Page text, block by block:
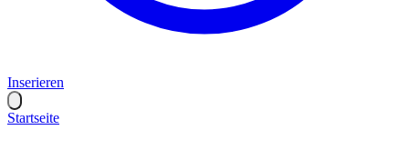
Inserieren
Startseite